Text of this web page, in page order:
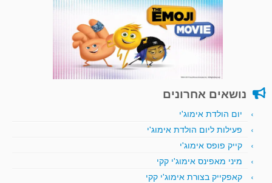
נושאים אחרונים
יום הולדת אימוג'י
פעילות ליום הולדת אימוג'י
קייק פופס אימוג'י
מיני מאפינס אימוג'י קקי
קאפקייק בצורת אימוג'י קקי